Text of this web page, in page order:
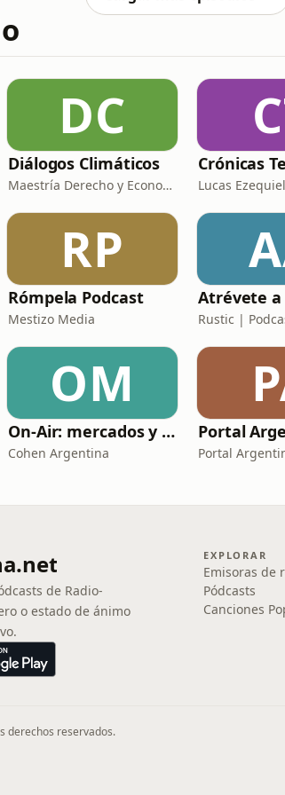
DC
Diálogos Climáticos
Maestría Derecho y Economía Cambio Climático
Crónicas
Lucas
RP
Rómpela Podcast
Mestizo Media
OM
On-Air: mercados y tendencias
Cohen Argentina
Portal
Portal
de Radio-
o estado de ánimo
EXPLORAR
Emisoras de
Pódcasts
Canciones
derechos reservados.